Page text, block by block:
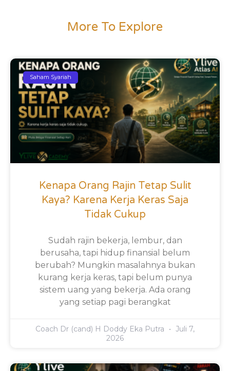
More To Explore
Saham Syariah
Kenapa Orang Rajin Tetap Sulit
Kaya? Karena Kerja Keras Saja
Tidak Cukup
Sudah rajin bekerja, lembur, dan
berusaha, tapi hidup finansial belum
berubah? Mungkin masalahnya bukan
kurang kerja keras, tapi belum punya
sistem uang yang bekerja. Ada orang
yang setiap pagi berangkat
Coach Dr (cand) H Doddy Eka Putra
Juli 7,
2026